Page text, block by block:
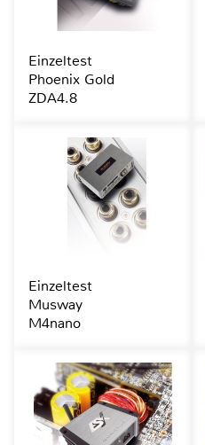
Einzeltest
Phoenix Gold
ZDA4.8
Einzeltest
Musway
M4nano